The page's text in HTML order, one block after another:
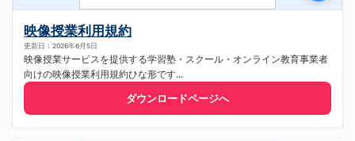
映像授業利用規約
更新日：2026年6月5日
映像授業サービスを提供する学習塾・スクール・オンライン教育事業者
向けの映像授業利用規約ひな形です...
ダウンロードページへ